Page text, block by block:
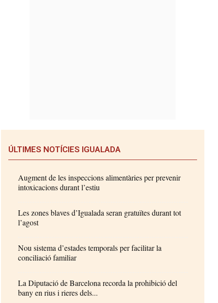
ÚLTIMES NOTÍCIES IGUALADA
Augment de les inspeccions alimentàries per prevenir
intoxicacions durant l’estiu
Les zones blaves d’Igualada seran gratuïtes durant tot
l’agost
Nou sistema d’estades temporals per facilitar la
conciliació familiar
La Diputació de Barcelona recorda la prohibició del
bany en rius i rieres dels...